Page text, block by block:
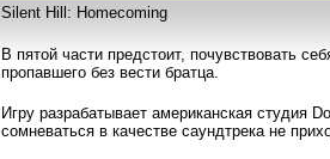
Silent Hill: Homecoming
В пятой части предстоит, почувствовать
пропавшего без вести братца.
Игру разрабатывает американская студия
сомневаться в качестве саундтрека не